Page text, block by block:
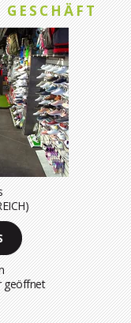
GESCHÄFT
geöffnet